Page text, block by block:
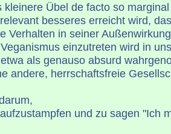
kleinere Übel de facto so
besseres erreicht wird,
Verhalten in seiner
einzutreten wird in
als genauso absurd
andere, herrschaftsfreie
und zu sagen "Ich